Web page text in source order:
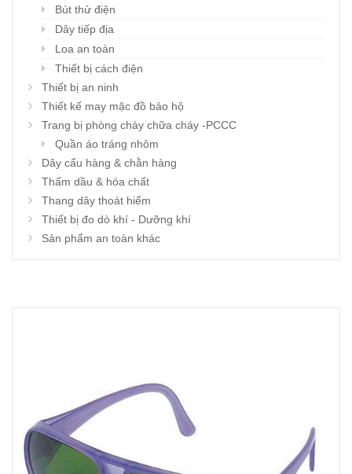
Bút thử điện
Dây tiếp địa
Loa an toàn
Thiết bị cách điện
Thiết bị an ninh
Thiết kế may mặc đồ bảo hộ
Trang bị phòng cháy chữa cháy -PCCC
Quần áo tráng nhôm
Dây cẩu hàng & chằn hàng
Thấm dầu & hóa chất
Thang dây thoát hiểm
Thiết bị đo dò khí - Dưỡng khí
Sản phẩm an toàn khác